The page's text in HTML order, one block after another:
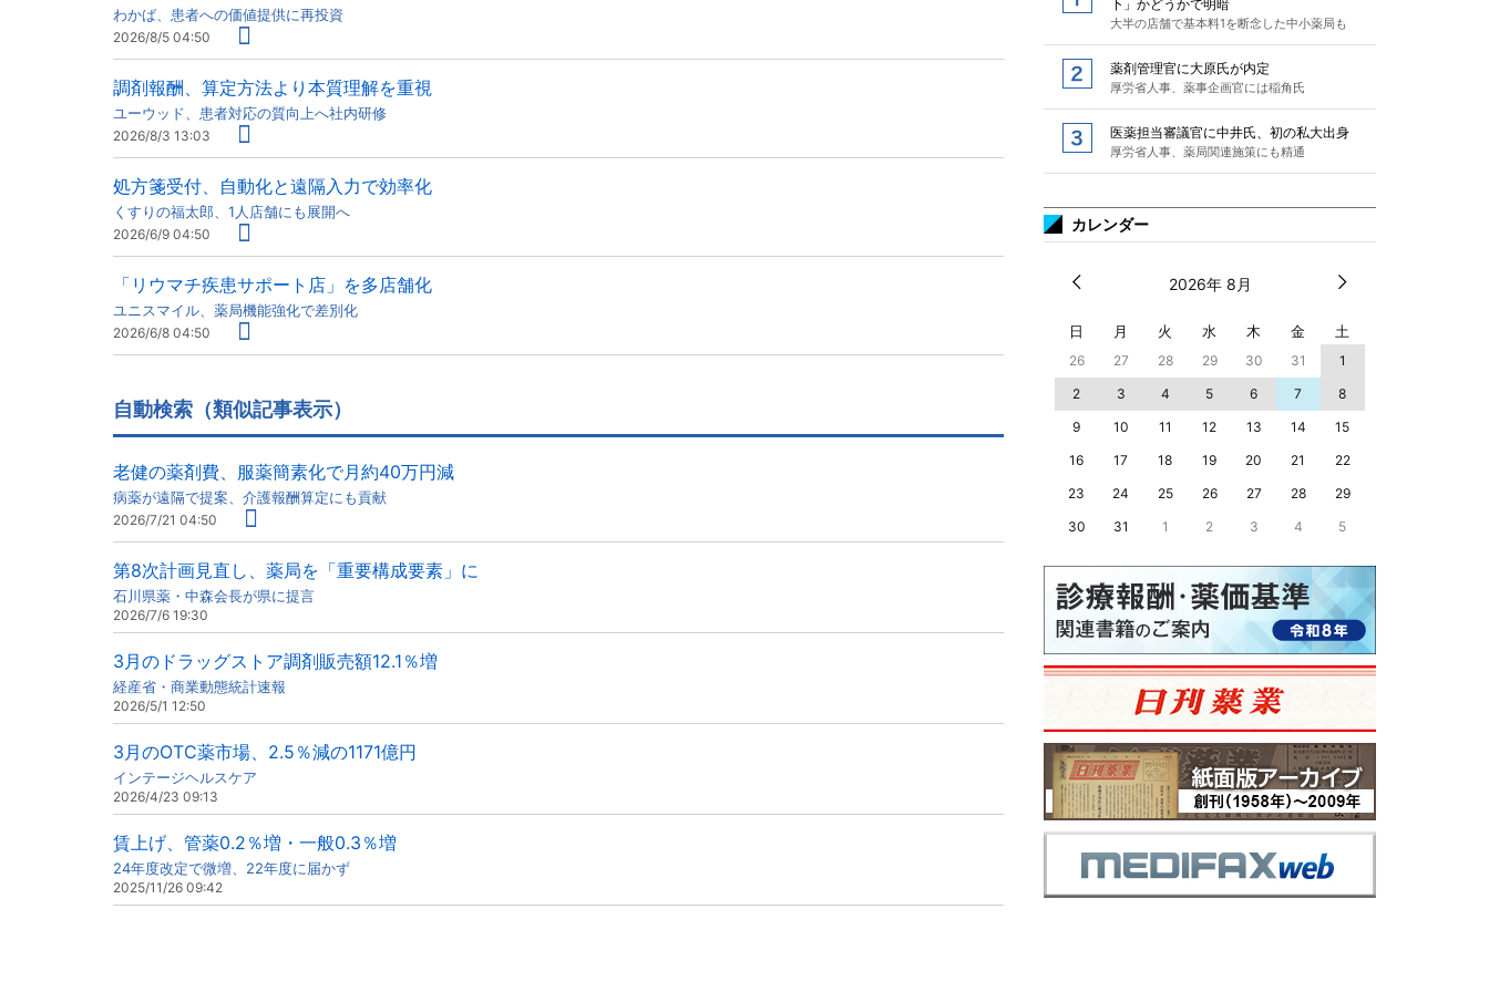
わかば、患者への価値提供に再投資
2026/8/5 04:50
調剤報酬、算定方法より本質理解を重視
ユーウッド、患者対応の質向上へ社内研修
2026/8/3 13:03
処方箋受付、自動化と遠隔入力で効率化
くすりの福太郎、1人店舗にも展開へ
2026/6/9 04:50
「リウマチ疾患サポート店」を多店舗化
ユニスマイル、薬局機能強化で差別化
2026/6/8 04:50
自動検索（類似記事表示）
老健の薬剤費、服薬簡素化で月約40万円減
病薬が遠隔で提案、介護報酬算定にも貢献
2026/7/21 04:50
第8次計画見直し、薬局を「重要構成要素」に
石川県薬・中森会長が県に提言
2026/7/6 19:30
3月のドラッグストア調剤販売額12.1％増
経産省・商業動態統計速報
2026/5/1 12:50
3月のOTC薬市場、2.5％減の1171億円
インテージヘルスケア
2026/4/23 09:13
賃上げ、管薬0.2％増・一般0.3％増
24年度改定で微増、22年度に届かず
2025/11/26 09:42
下」かどうかで明暗
大半の店舗で基本料1を断念した中小薬局も
薬剤管理官に大原氏が内定
厚労省人事、薬事企画官には稲角氏
医薬担当審議官に中井氏、初の私大出身
厚労省人事、薬局関連施策にも精通
カレンダー
2026年 8月
日 月 火 水 木 金 土
26 27 28 29 30 31
1
2
3 4 5 6 7
8
9
10 11 12 13 14
15
16
17 18 19 20 21
22
23
24 25 26 27 28
29
30
31 1 2 3 4 5